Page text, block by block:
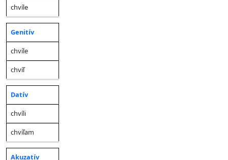
chvíle
Genitív
chvíle
chvíľ
Datív
chvíli
chvíľam
Akuzatív